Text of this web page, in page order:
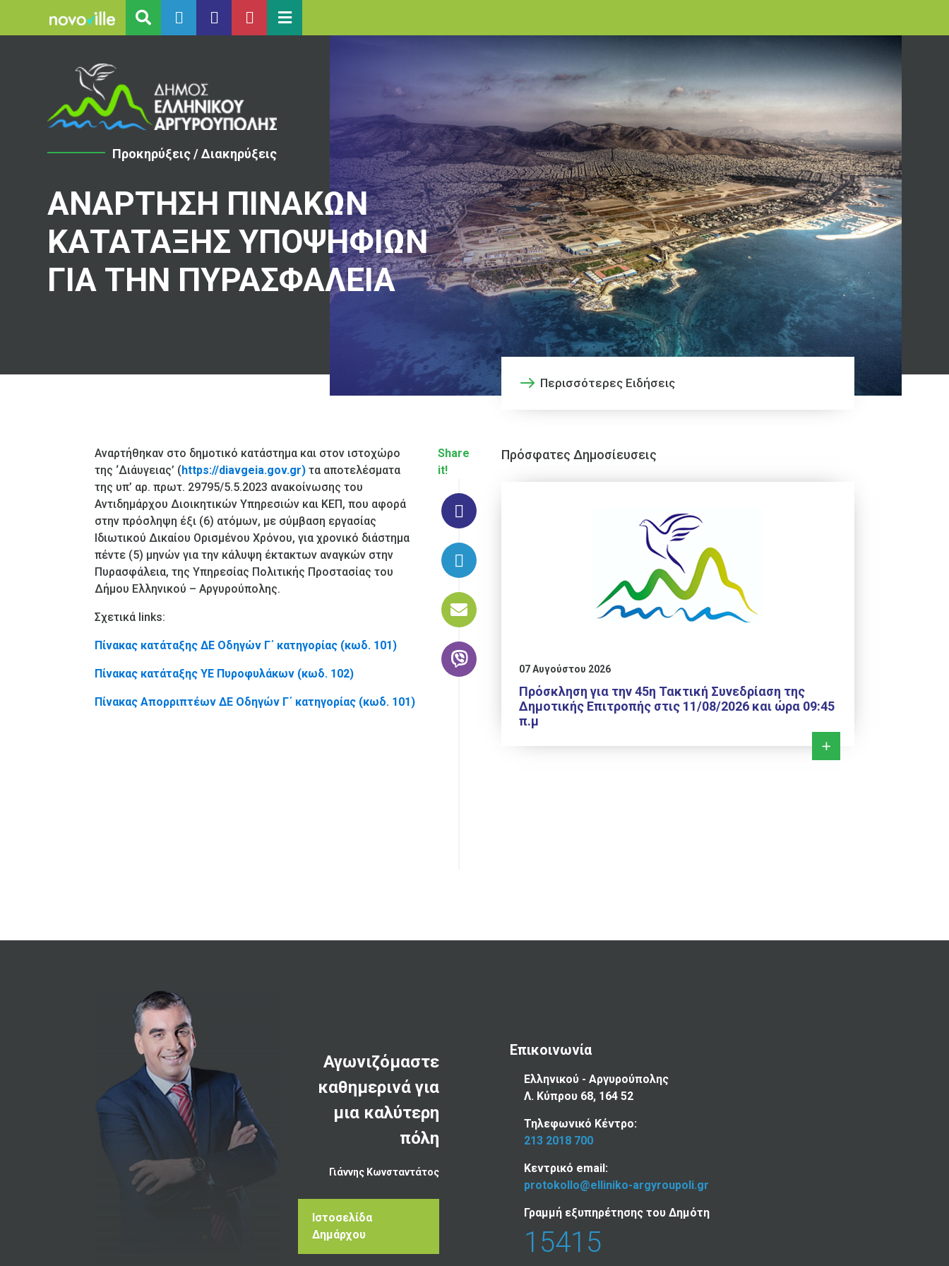
Προκηρύξεις / Διακηρύξεις
ΑΝΑΡΤΗΣΗ ΠΙΝΑΚΩΝ
ΚΑΤΑΤΑΞΗΣ ΥΠΟΨΗΦΙΩΝ
ΓΙΑ ΤΗΝ ΠΥΡΑΣΦΑΛΕΙΑ
Αναρτήθηκαν στο δημοτικό κατάστημα και στον ιστοχώρο
της ‘Διάυγειας’ (https://diavgeia.gov.gr) τα αποτελέσματα
της υπ’ αρ. πρωτ. 29795/5.5.2023 ανακοίνωσης του
Αντιδημάρχου Διοικητικών Υπηρεσιών και ΚΕΠ, που αφορά
στην πρόσληψη έξι (6) ατόμων, με σύμβαση εργασίας
Ιδιωτικού Δικαίου Ορισμένου Χρόνου, για χρονικό διάστημα
πέντε (5) μηνών για την κάλυψη έκτακτων αναγκών στην
Πυρασφάλεια, της Υπηρεσίας Πολιτικής Προστασίας του
Δήμου Ελληνικού – Αργυρούπολης.
Σχετικά links:
Πίνακας κατάταξης ΔΕ Οδηγών Γ΄ κατηγορίας (κωδ. 101)
Πίνακας κατάταξης ΥΕ Πυροφυλάκων (κωδ. 102)
Πίνακας Απορριπτέων ΔΕ Οδηγών Γ΄ κατηγορίας (κωδ. 101)
Share
it!
Περισσότερες Ειδήσεις
Πρόσφατες Δημοσίευσεις
07 Αυγούστου 2026
Πρόσκληση για την 45η Τακτική Συνεδρίαση της
Δημοτικής Επιτροπής στις 11/08/2026 και ώρα 09:45
π.μ
Αγωνιζόμαστε
καθημερινά για
μια καλύτερη
πόλη
Γιάννης Κωνσταντάτος
Ιστοσελίδα
Δημάρχου
Επικοινωνία
Ελληνικού - Αργυρούπολης
Λ. Κύπρου 68, 164 52
Τηλεφωνικό Κέντρο:
213 2018 700
Κεντρικό email:
protokollo@elliniko-argyroupoli.gr
Γραμμή εξυπηρέτησης του Δημότη
15415